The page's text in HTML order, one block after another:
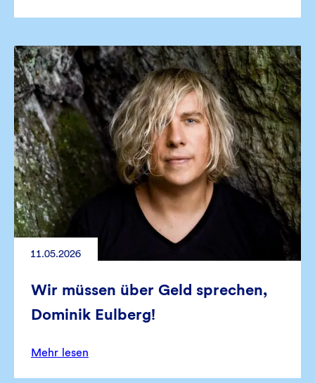
11.05.2026
Wir müssen über Geld sprechen,
Dominik Eulberg!
Mehr lesen